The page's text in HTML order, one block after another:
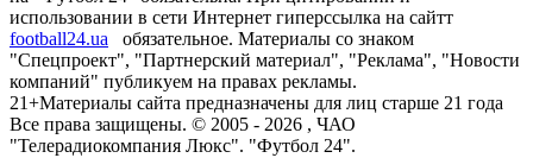
использовании в сети Интернет гиперссылка на сайтт
football24.ua
обязательное. Материалы со знаком
"Спецпроект", "Партнерский материал", "Реклама", "Новости
компаний" публикуем на правах рекламы.
21+Материалы сайта предназначены для лиц старше 21 года
Все права защищены. © 2005 - 2026 , ЧАО
"Телерадиокомпания Люкс". "Футбол 24".